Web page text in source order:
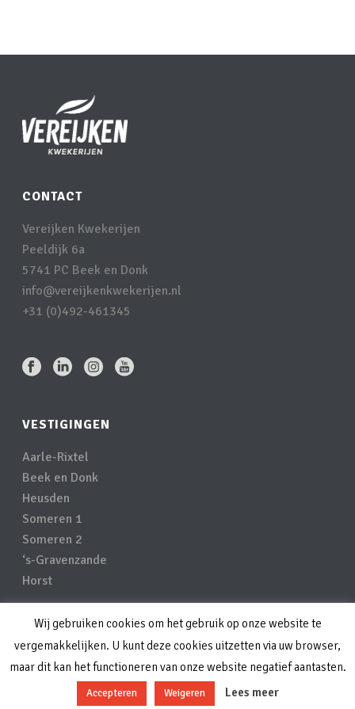
CONTACT
Vereijken Kwekerijen
Peeldijk 6a
5741 PC Beek en Donk
info@vereijkenkwekerijen.nl
+31 (0)492-461345
VESTIGINGEN
Aarle-Rixtel
Beek en Donk
Heusden
Someren 1
Someren 2
‘s-Gravenzande
Horst
Privacyverklaring
Disclaimer
Wij gebruiken cookies om het gebruik op onze website te
vergemakkelijken. U kunt deze cookies uitzetten via uw browser,
maar dit kan het functioneren van onze website negatief aantasten.
Accepteren Weigeren Lees meer